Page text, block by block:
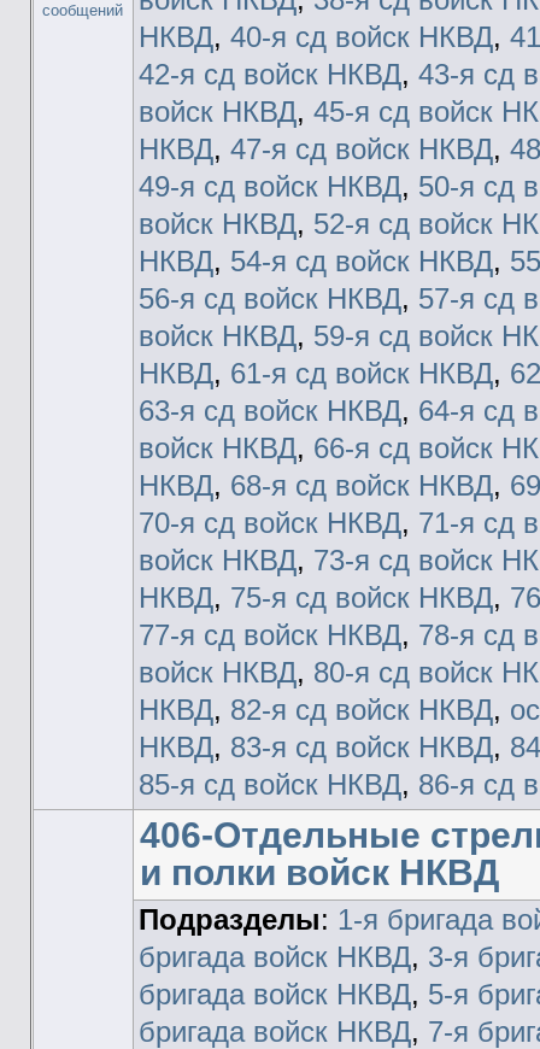
НКВД, 40-я сд войск НКВД,
42-я сд войск НКВД, 43-я сд
войск НКВД, 45-я сд войск
НКВД, 47-я сд войск НКВД,
49-я сд войск НКВД, 50-я сд
войск НКВД, 52-я сд войск
НКВД, 54-я сд войск НКВД,
56-я сд войск НКВД, 57-я сд
войск НКВД, 59-я сд войск
НКВД, 61-я сд войск НКВД,
63-я сд войск НКВД, 64-я сд
войск НКВД, 66-я сд войск
НКВД, 68-я сд войск НКВД,
70-я сд войск НКВД, 71-я сд
войск НКВД, 73-я сд войск
НКВД, 75-я сд войск НКВД,
77-я сд войск НКВД, 78-я сд
войск НКВД, 80-я сд войск
НКВД, 82-я сд войск НКВД,
НКВД, 83-я сд войск НКВД,
85-я сд войск НКВД, 86-я сд
406-Отдельные
и полки войск НКВД
Подразделы: 1-я бригада
бригада войск НКВД, 3-я
бригада войск НКВД, 5-я
бригада войск НКВД, 7-я